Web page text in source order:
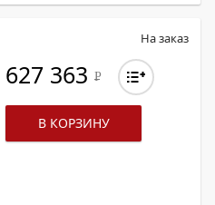
На заказ
627 363Р
В КОРЗИНУ